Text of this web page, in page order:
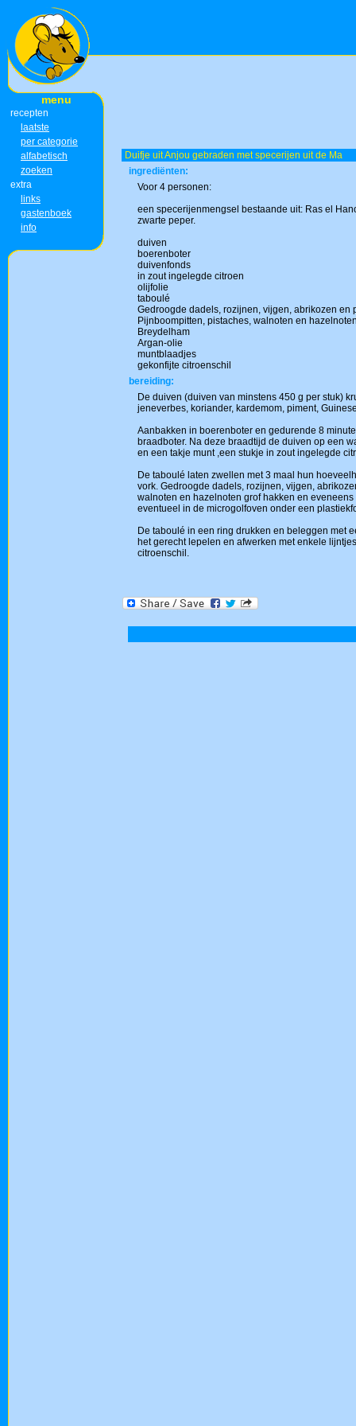
menu
recepten
laatste
per categorie
alfabetisch
zoeken
extra
links
gastenboek
info
Duifje uit Anjou gebraden met specerijen uit de Ma
ingrediënten:
Voor 4 personen:
een specerijenmengsel bestaande uit: Ras el
zwarte peper.
duiven
boerenboter
duivenfonds
in zout ingelegde citroen
olijfolie
taboulé
Gedroogde dadels, rozijnen, vijgen, abrikozen en
Pijnboompitten, pistaches, walnoten en
Breydelham
Argan-olie
muntblaadjes
gekonfijte citroenschil
bereiding:
De duiven (duiven van minstens 450 g per stuk)
jeneverbes, koriander, kardemom, piment,
Aanbakken in boerenboter en gedurende 8
braadboter. Na deze braadtijd de duiven op een
en een takje munt ,een stukje in zout ingelegde
De taboulé laten zwellen met 3 maal hun
vork. Gedroogde dadels, rozijnen, vijgen,
walnoten en hazelnoten grof hakken en
eventueel in de microgolfoven onder een
De taboulé in een ring drukken en beleggen met
het gerecht lepelen en afwerken met enkele
citroenschil.